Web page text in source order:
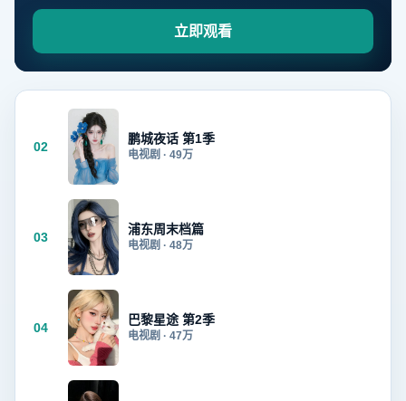
立即观看
02
鹏城夜话 第1季
电视剧 · 49万
03
浦东周末档篇
电视剧 · 48万
04
巴黎星途 第2季
电视剧 · 47万